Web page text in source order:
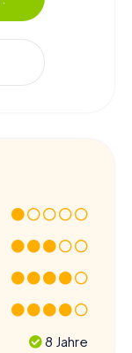
8 Jahre